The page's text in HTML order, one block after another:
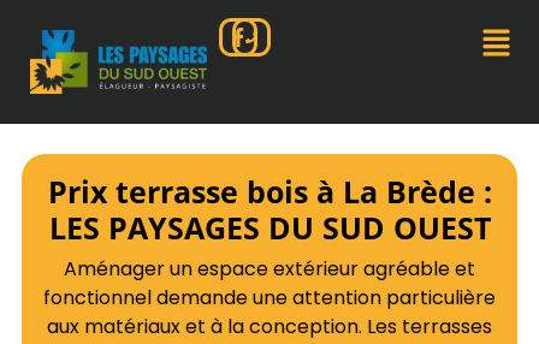
Prix terrasse bois à La Brède :
LES PAYSAGES DU SUD OUEST
Aménager un espace extérieur agréable et
fonctionnel demande une attention particulière
aux matériaux et à la conception. Les terrasses